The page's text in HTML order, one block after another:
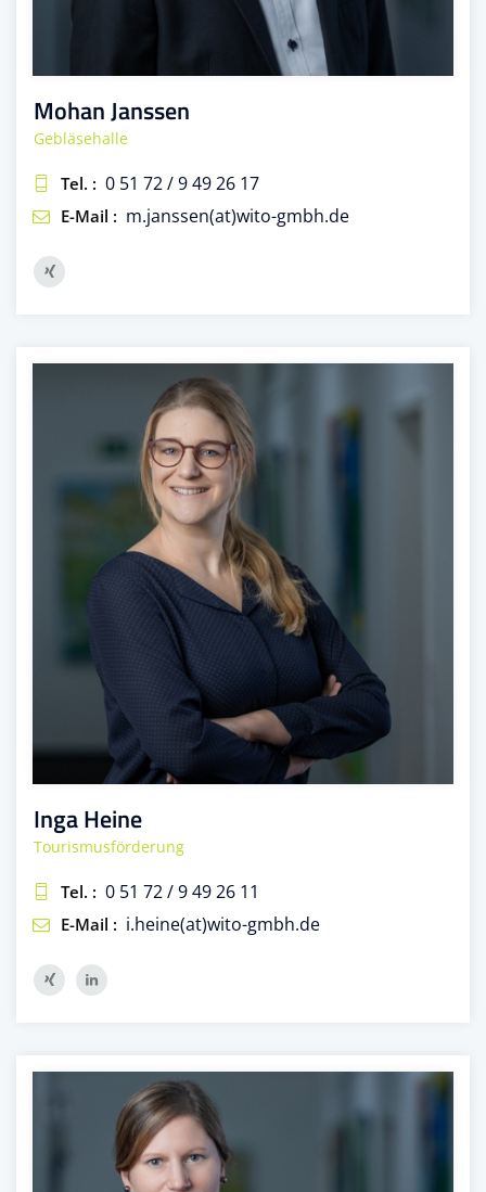
Mohan Janssen
Gebläsehalle
Tel. : 0 51 72 / 9 49 26 17
E-Mail : m.janssen(at)wito-gmbh.de
Inga Heine
Tourismusförderung
Tel. : 0 51 72 / 9 49 26 11
E-Mail : i.heine(at)wito-gmbh.de